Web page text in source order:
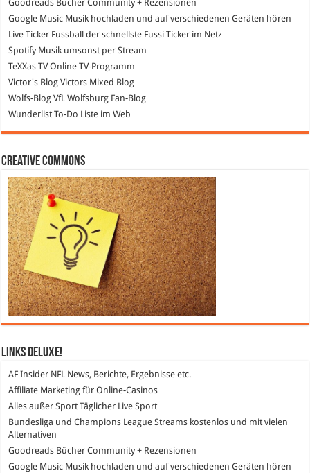
Goodreads Bücher Community + Rezensionen
Google Music Musik hochladen und auf verschiedenen Geräten hören
Live Ticker Fussball
der schnellste Fussi Ticker im Netz
SpotifyMusik umsonst per Stream
TeXXas TVOnline TV-Programm
Victor's Blog Victors Mixed Blog
Wolfs-Blog VfL Wolfsburg Fan-Blog
Wunderlist To-Do Liste im Web
Creative Commons
Links DeLuXe!
AF Insider NFL News, Berichte, Ergebnisse etc.
Affiliate Marketing für Online-Casinos
Alles außer Sport Täglicher Live Sport
Bundesliga und Champions League Streams kostenlos und mit vielen
Alternativen
Goodreads Bücher Community + Rezensionen
Google Music Musik hochladen und auf verschiedenen Geräten hören